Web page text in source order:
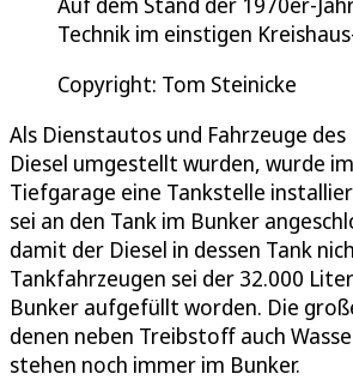
Technik im einstigen
Copyright: Tom Steinicke
Als Dienstautos und Fahrzeuge
Diesel umgestellt wurden, wurde
Tiefgarage eine Tankstelle
sei an den Tank im Bunker
damit der Diesel in dessen Tank
Tankfahrzeugen sei der 32.000
Bunker aufgefüllt worden. Die
denen neben Treibstoff auch
stehen noch immer im Bunker.